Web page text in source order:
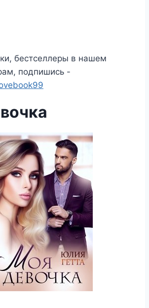
бестселлеры в нашем
подпишись -